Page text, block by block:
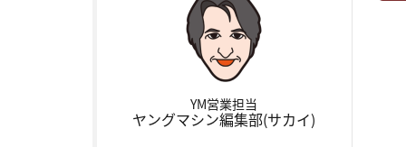
YM営業担当
ヤングマシン編集部(サカイ)